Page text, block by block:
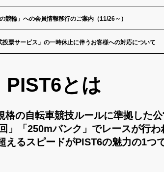
競輪」への会員情報移行のご案内（11/26～）
投票サービス」の一時休止に伴うお客様への対応について
PIST6とは
格の自転車競技ルールに準拠した
」「250mバンク」でレースが行わ
えるスピードがPIST6の魅力の1つ